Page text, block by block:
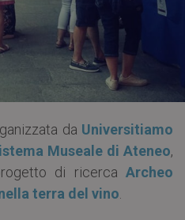
da Universitiamo
Museale di Ateneo,
di ricerca Archeo
terra del vino